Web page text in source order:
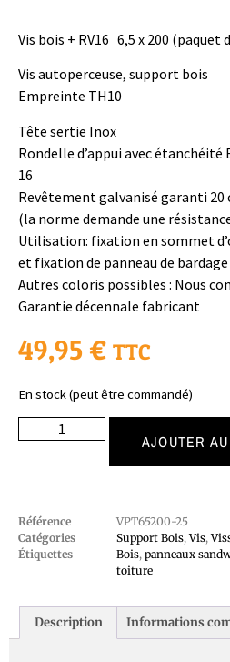
Vis bois + RV16 6,5 x 200 (paquet
Vis autoperceuse, support bois
Empreinte TH10
Tête sertie Inox
Rondelle d’appui avec
16
Revêtement galvanisé garanti 20
(la norme demande une
Utilisation: fixation en sommet
et fixation de panneau de
Autres coloris possibles : Nous
Garantie décennale fabricant
49,95€ TTC
En stock (peut être commandé)
AJOUTER
Référence
VPT65200-25
Catégories
Support Bois,Vis,
Étiquettes
Bois, panneaux
toiture
Description Informations